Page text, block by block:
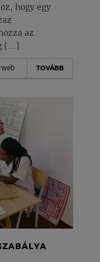
hogy egy
az
[…]
TOVÁBB